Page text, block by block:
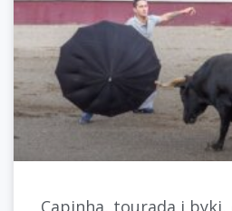
Capinha, tourada i